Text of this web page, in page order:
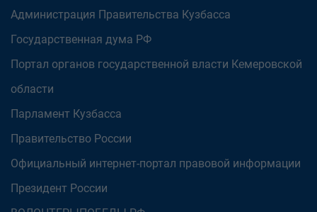
Администрация Правительства Кузбасса
Государственная дума РФ
Портал органов государственной власти Кемеровской
области
Парламент Кузбасса
Правительство России
Официальный интернет-портал правовой информации
Президент России